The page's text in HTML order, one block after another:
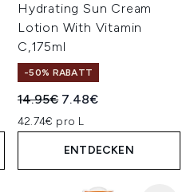
Hydrating Sun Cream
Lotion With Vitamin
C,175ml
-50% RABATT
Unverbindliche
14.95€ Aktueller Preis:
7.48€
42.74€ pro L
ENTDECKEN